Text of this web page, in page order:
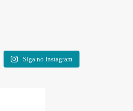
Siga no Instagram